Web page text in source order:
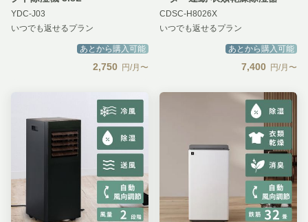
YDC-J03
いつでも返せるプラン
あとから購入可能
2,750 円/月〜
CDSC-H8026X
いつでも返せるプラン
あとから購入可能
7,400 円/月〜